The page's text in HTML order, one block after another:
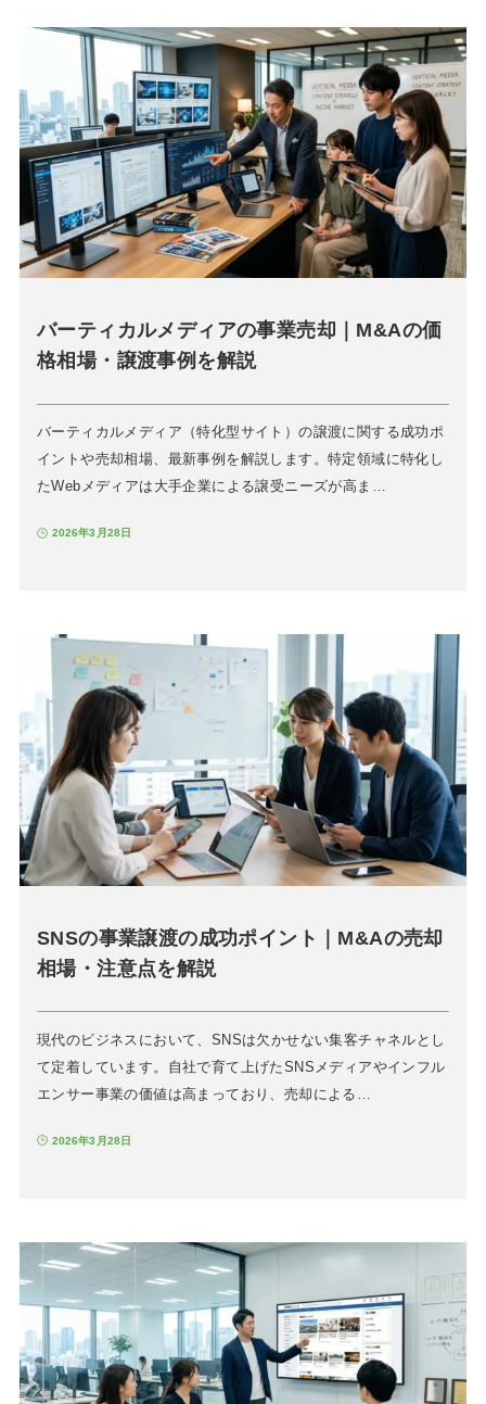
バーティカルメディアの事業売却｜M&Aの価
格相場・譲渡事例を解説
バーティカルメディア（特化型サイト）の譲渡に関する成功ポ
イントや売却相場、最新事例を解説します。特定領域に特化し
たWebメディアは大手企業による譲受ニーズが高ま…
2026年3月28日
SNSの事業譲渡の成功ポイント｜M&Aの売却
相場・注意点を解説
現代のビジネスにおいて、SNSは欠かせない集客チャネルとし
て定着しています。自社で育て上げたSNSメディアやインフル
エンサー事業の価値は高まっており、売却による…
2026年3月28日